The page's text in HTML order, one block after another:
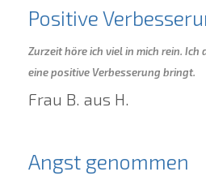
Positive
Zurzeit höre ich viel in mich rein. Ich
eine positive Verbesserung bringt.
Frau B. aus H.
Angst genommen